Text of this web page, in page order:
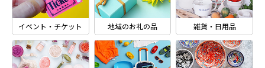
イベント・チケット 地域のお礼の品 雑貨・日用品